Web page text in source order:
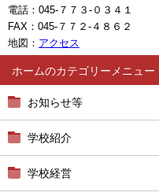
ホーム
お知らせ等
学校紹介
学校経営
電話：045-７７３-０３４１
FAX：045-７７２-４８６２
地図： アクセス